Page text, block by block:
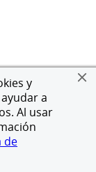
y
a
Al usar
de